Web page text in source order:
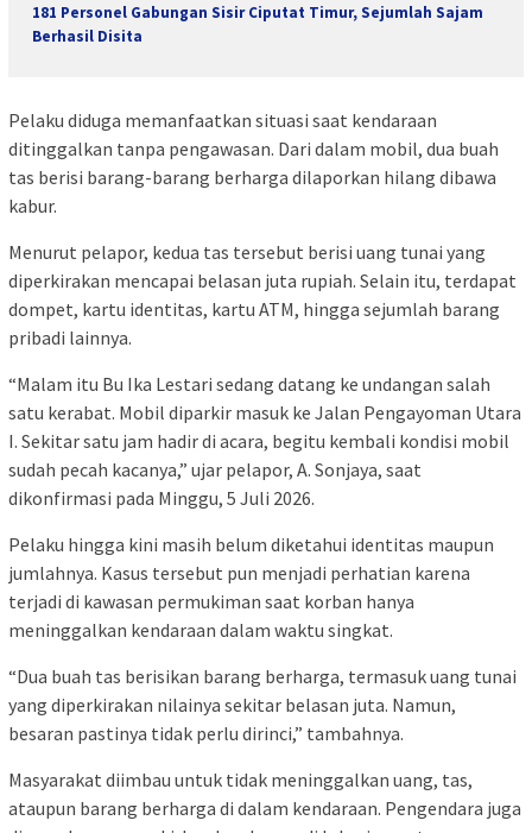
181 Personel Gabungan Sisir Ciputat Timur, Sejumlah Sajam
Berhasil Disita
Pelaku diduga memanfaatkan situasi saat kendaraan
ditinggalkan tanpa pengawasan. Dari dalam mobil, dua buah
tas berisi barang-barang berharga dilaporkan hilang dibawa
kabur.
Menurut pelapor, kedua tas tersebut berisi uang tunai yang
diperkirakan mencapai belasan juta rupiah. Selain itu, terdapat
dompet, kartu identitas, kartu ATM, hingga sejumlah barang
pribadi lainnya.
“Malam itu Bu Ika Lestari sedang datang ke undangan salah
satu kerabat. Mobil diparkir masuk ke Jalan Pengayoman Utara
I. Sekitar satu jam hadir di acara, begitu kembali kondisi mobil
sudah pecah kacanya,” ujar pelapor, A. Sonjaya, saat
dikonfirmasi pada Minggu, 5 Juli 2026.
Pelaku hingga kini masih belum diketahui identitas maupun
jumlahnya. Kasus tersebut pun menjadi perhatian karena
terjadi di kawasan permukiman saat korban hanya
meninggalkan kendaraan dalam waktu singkat.
“Dua buah tas berisikan barang berharga, termasuk uang tunai
yang diperkirakan nilainya sekitar belasan juta. Namun,
besaran pastinya tidak perlu dirinci,” tambahnya.
Masyarakat diimbau untuk tidak meninggalkan uang, tas,
ataupun barang berharga di dalam kendaraan. Pengendara juga